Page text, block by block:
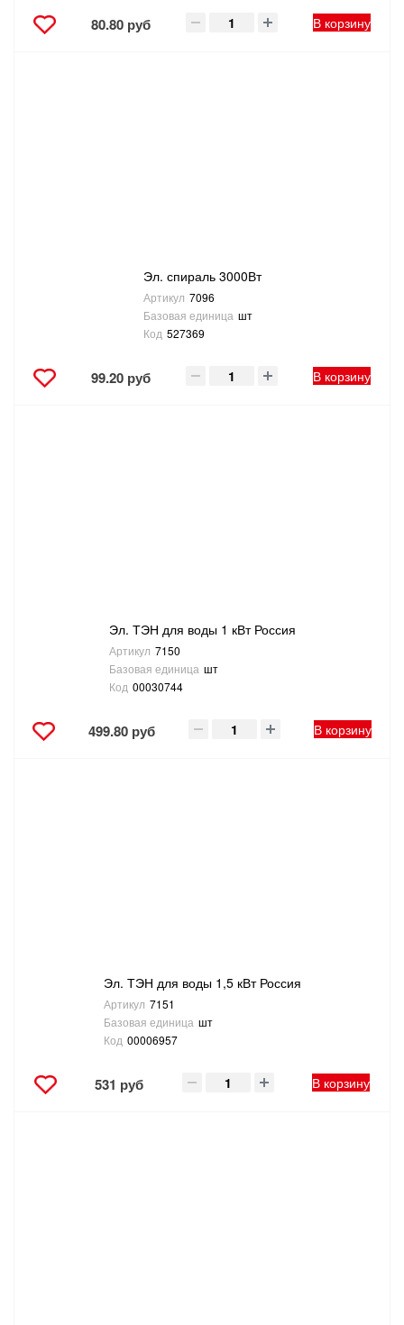
80.80 руб В корзину
Эл. спираль 3000Вт
Артикул 7096
Базовая единица шт
Код 527369
99.20 руб В корзину
Эл. ТЭН для воды 1 кВт Россия
Артикул 7150
Базовая единица шт
Код 00030744
499.80 руб В корзину
Эл. ТЭН для воды 1,5 кВт Россия
Артикул 7151
Базовая единица шт
Код 00006957
531 руб В корзину